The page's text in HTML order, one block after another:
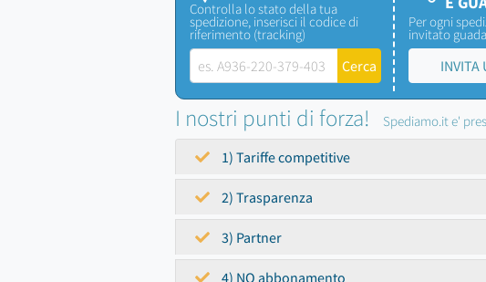
Controlla lo stato della tua
spedizione, inserisci il codice di
riferimento (tracking)
Per ogni
invitato
INVITA
I nostri punti di forza! Spediamo.it e'
1) Tariffe competitive
2) Trasparenza
3) Partner
4) NO abbonamento